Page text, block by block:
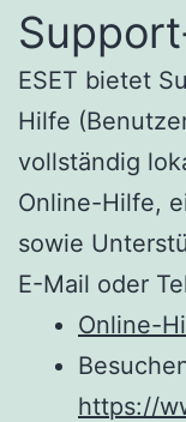
ESET bietet
Hilfe
vollständig
Online-Hilfe,
sowie
E-Mail oder
Online-
https://